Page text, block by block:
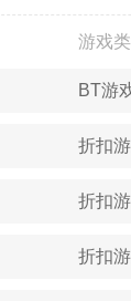
游戏
BT游
折扣
折扣
折扣